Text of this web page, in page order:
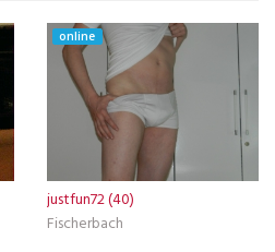
online
justfun72 (40)
Fischerbach